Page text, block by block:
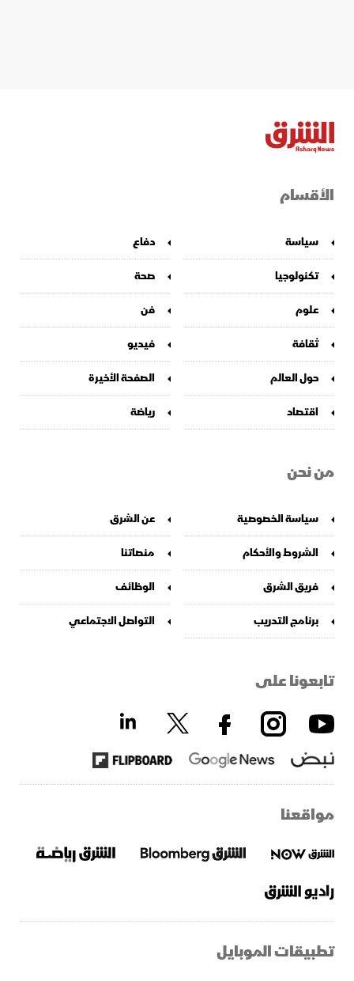
الأقسام
سياسة
دفاع
تكنولوجيا
صحة
علوم
فن
ثقافة
فيديو
حول العالم
الصفحة الأخيرة
اقتصاد
رياضة
من نحن
سياسة الخصوصية
عن الشرق
الشروط والأحكام
منصاتنا
فريق الشرق
الوظائف
برنامج التدريب
التواصل الاجتماعي
تابعونا على
مواقعنا
تطبيقات الموبايل